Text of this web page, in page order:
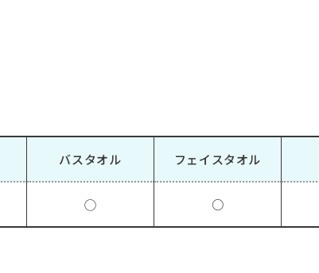
バスタオル
◯
フェイスタオル
○